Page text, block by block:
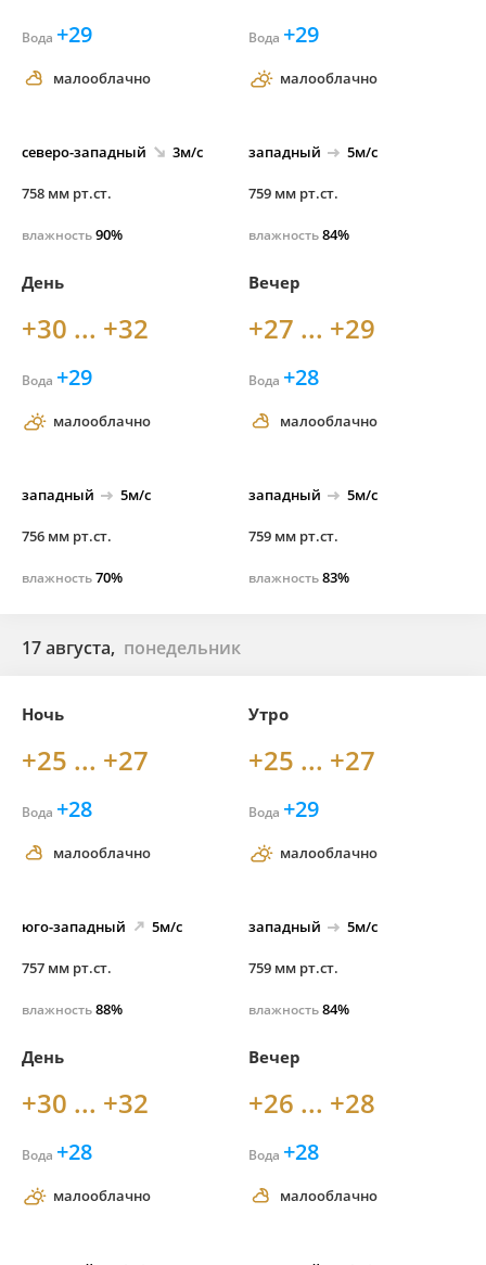
Вода +29
малооблачно
северо-западный 3м/с
758 мм рт.ст.
влажность90%
Вода +29
малооблачно
западный 5м/с
759 мм рт.ст.
влажность84%
День
+30 ... +32
Вода +29
малооблачно
западный 5м/с
756 мм рт.ст.
влажность70%
Вечер
+27 ... +29
Вода +28
малооблачно
западный 5м/с
759 мм рт.ст.
влажность83%
17 августа, понедельник
Ночь
+25 ... +27
Вода +28
малооблачно
юго-западный 5м/с
757 мм рт.ст.
влажность88%
Утро
+25 ... +27
Вода +29
малооблачно
западный 5м/с
759 мм рт.ст.
влажность84%
День
+30 ... +32
Вода +28
малооблачно
Вечер
+26 ... +28
Вода +28
малооблачно